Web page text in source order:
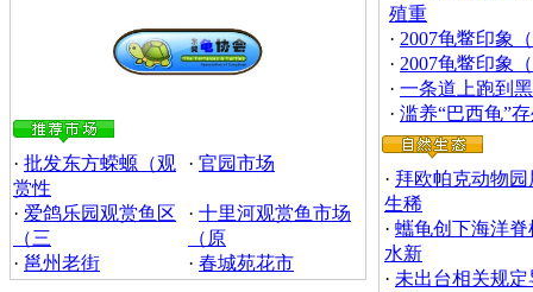
· 批发东方蝾螈（观
赏性
· 官园市场
· 爱鸽乐园观赏鱼区
（三
· 十里河观赏鱼市场
（原
· 邕州老街 · 春城苑花市
殖重
· 2007龟鳖印象
· 2007龟鳖印象
· 一条道上跑到
· 滥养“巴西龟”
· 拜欧帕克动物
生稀
· 蠵龟创下海洋脊
水新
· 未出台相关规